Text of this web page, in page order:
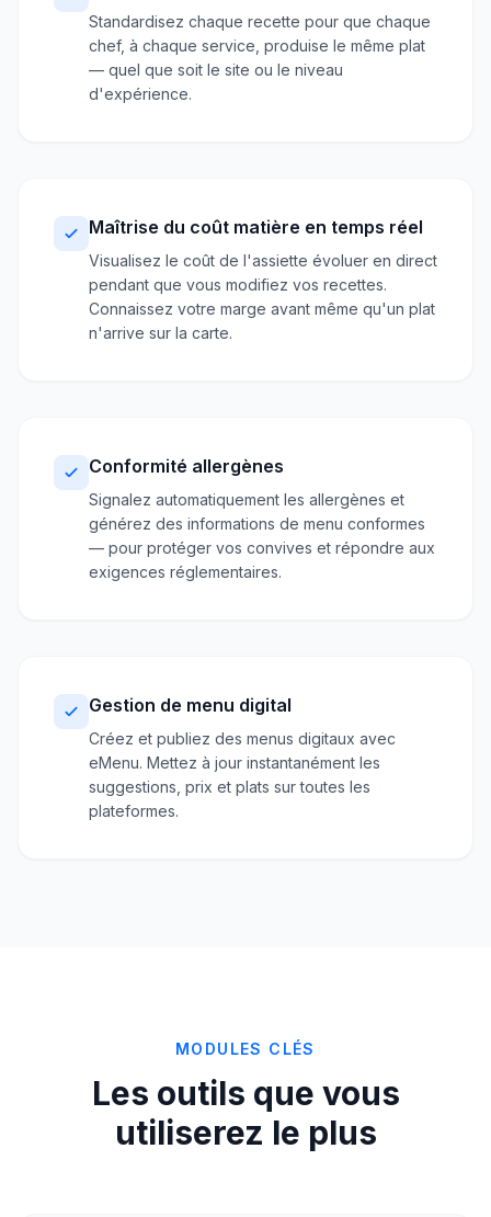
Standardisez chaque recette pour que chaque
chef, à chaque service, produise le même plat
— quel que soit le site ou le niveau
d'expérience.
Maîtrise du coût matière en temps réel
Visualisez le coût de l'assiette évoluer en direct
pendant que vous modifiez vos recettes.
Connaissez votre marge avant même qu'un plat
n'arrive sur la carte.
Conformité allergènes
Signalez automatiquement les allergènes et
générez des informations de menu conformes
— pour protéger vos convives et répondre aux
exigences réglementaires.
Gestion de menu digital
Créez et publiez des menus digitaux avec
eMenu. Mettez à jour instantanément les
suggestions, prix et plats sur toutes les
plateformes.
MODULES CLÉS
Les outils que vous
utiliserez le plus